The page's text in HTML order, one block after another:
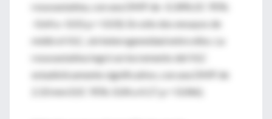
rosuvastatina, con una DMP de -0.34% (IC 95%:
-0.64 a -0.03, p = 0.03). En sólo dos ensayos de
midió el VLC, sin heterogeneidad entre ellos. La
rosuvastatina logró un incremento del VLC
estadísticamente significativo, con una DMP de
2.10 mm3 (IC 95%: 0.04 a 4.17, p = 0.046).